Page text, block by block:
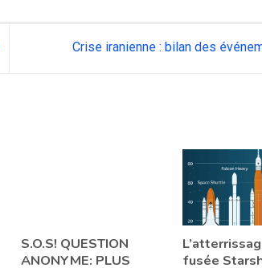
Crise iranienne : bilan des
S.O.S! QUESTION
ANONYME: PLUS
fusée